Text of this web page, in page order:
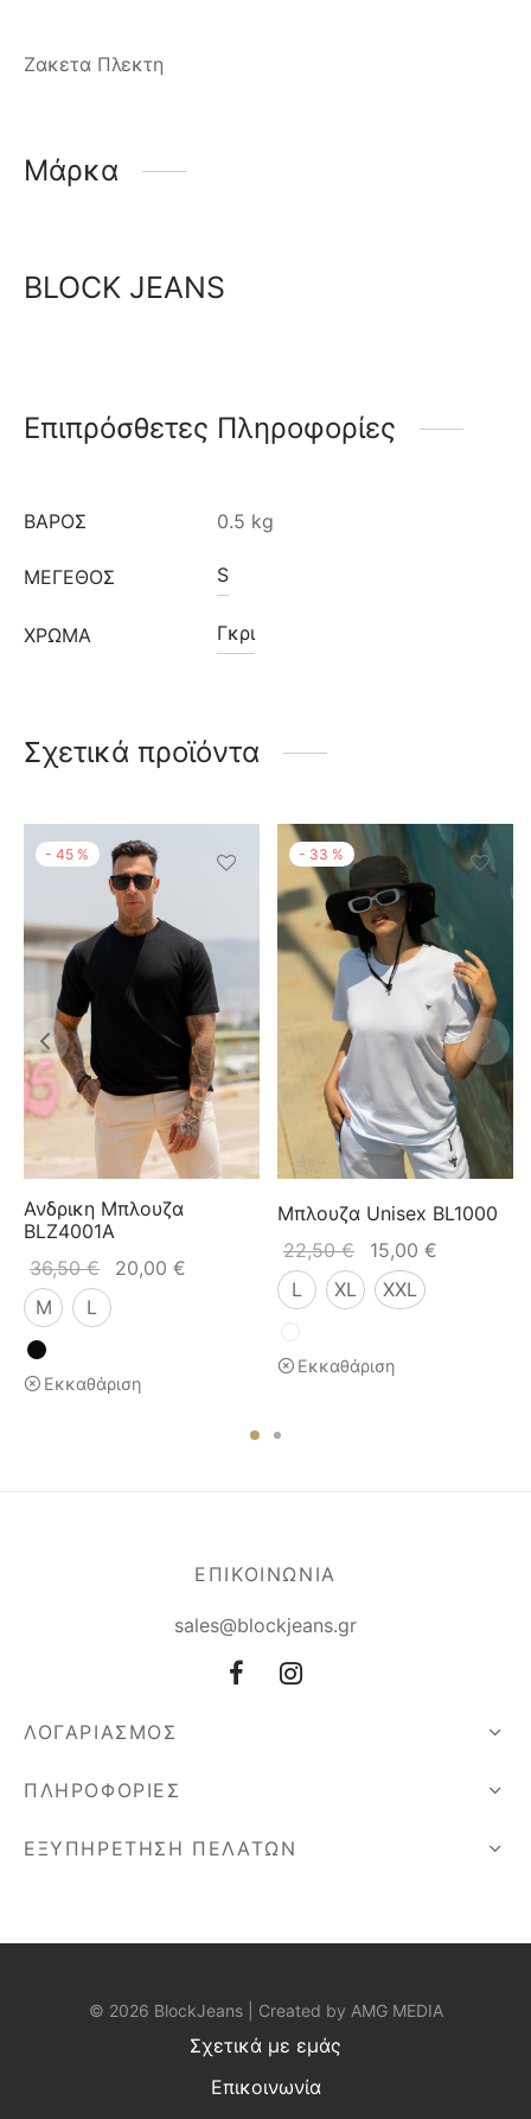
Ζακετα Πλεκτη
Μάρκα
BLOCK JEANS
Επιπρόσθετες Πληροφορίες
ΒΆΡΟΣ 0.5 kg
ΜΈΓΕΘΟΣ S
ΧΡΩΜΑ Γκρι
Σχετικά προϊόντα
- 45 %
Ανδρικη Μπλουζα
BLZ4001A
36,50€ 20,00 €
M
L
Εκκαθάριση
- 33 %
Μπλουζα Unisex BL1000
22,50€ 15,00 €
L
XL XXL
Εκκαθάριση
ΕΠΙΚΟΙΝΩΝΙΑ
sales@blockjeans.gr
ΛΟΓΑΡΙΑΣΜΟΣ
ΠΛΗΡΟΦΟΡΙΕΣ
ΕΞΥΠΗΡΕΤΗΣΗ ΠΕΛΑΤΩΝ
© 2026 BlockJeans | Created by AMG MEDIA
Σχετικά με εμάς
Επικοινωνία